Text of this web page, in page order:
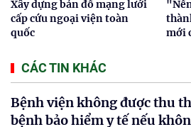
Xây dựng bản đồ mạng lưới
cấp cứu ngoại viện toàn
quốc
mới
CÁC TIN KHÁC
Bệnh viện không được thu
bệnh bảo hiểm y tế nếu